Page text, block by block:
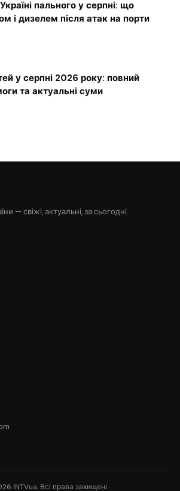
пального у серпні: що
і дизелем після атак на порти
у серпні 2026 року: повний
та актуальні суми
— свіжі, актуальні, за сьогодні.
INTVua. Всі права захищені.